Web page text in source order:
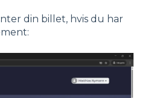
din billet, hvis du har